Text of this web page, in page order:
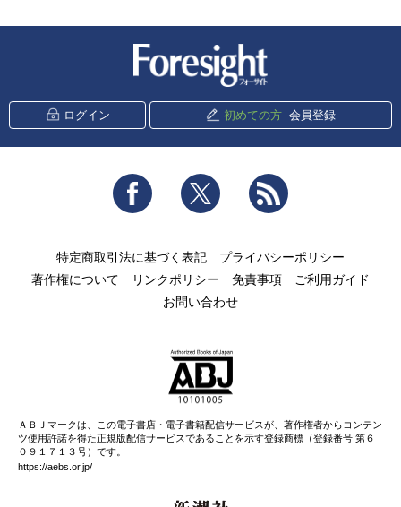
ログイン 初めての方 会員登録
Facebook Twitter
特定商取引法に基づく表記
プライバシーポリシー
著作権について
リンクポリシー 免責事項
ご利用ガイド
お問い合わせ
ＡＢＪマークは、この電子書店・電子書籍配信サービスが、著作権者からコンテン
ツ使用許諾を得た正規版配信サービスであることを示す登録商標（登録番号 第６
０９１７１３号）です。
https://aebs.or.jp/